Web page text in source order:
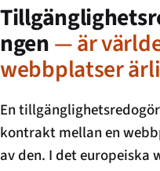
ngen— är
webbplatser
En
kontrakt mellan en
av den. I det